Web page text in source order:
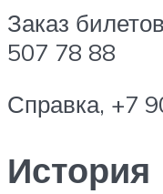
Заказ
507 78 88
Справка, +7
История